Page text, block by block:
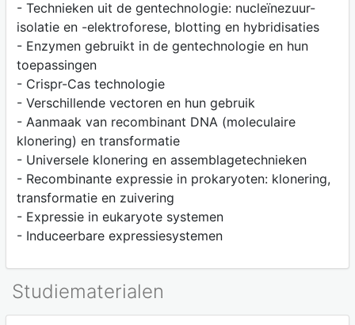
- Technieken uit de gentechnologie: nucleïnezuur-
isolatie en -elektroforese, blotting en hybridisaties
- Enzymen gebruikt in de gentechnologie en hun
toepassingen
- Crispr-Cas technologie
- Verschillende vectoren en hun gebruik
- Aanmaak van recombinant DNA (moleculaire
klonering) en transformatie
- Universele klonering en assemblagetechnieken
- Recombinante expressie in prokaryoten: klonering,
transformatie en zuivering
- Expressie in eukaryote systemen
- Induceerbare expressiesystemen
Studiematerialen